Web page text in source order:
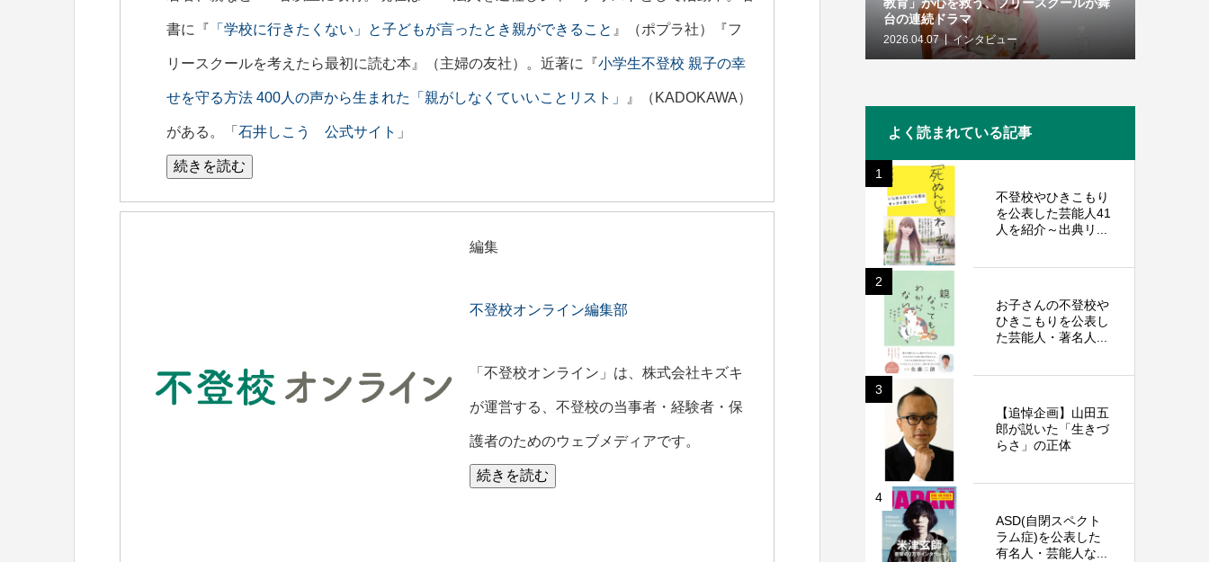
書に『 「学校に行きたくない」と子どもが言ったとき親ができること 』（ポプラ社）『フ
リースクールを考えたら最初に読む本』（主婦の友社）。近著に『小学生不登校 親子の幸
せを守る方法 400人の声から生まれた「親がしなくていいことリスト」 』（KADOKAWA）
がある。「石井しこう 公式サイト 」
続きを読む
編集
不登校オンライン編集部
「不登校オンライン」は、株式会社キズキ
が運営する、不登校の当事者・経験者・保
護者のためのウェブメディアです。
続きを読む
教育」が心を救う、フリースクールが舞
台の連続ドラマ
2026.04.07 インタビュー
よく読まれている記事
1
不登校やひきこもり
を公表した芸能人41
人を紹介～出典リ...
2
お子さんの不登校や
ひきこもりを公表し
た芸能人・著名人...
3
【追悼企画】山田五
郎が説いた「生きづ
らさ」の正体
4
ASD(自閉スペクト
ラム症)を公表した
有名人・芸能人な...